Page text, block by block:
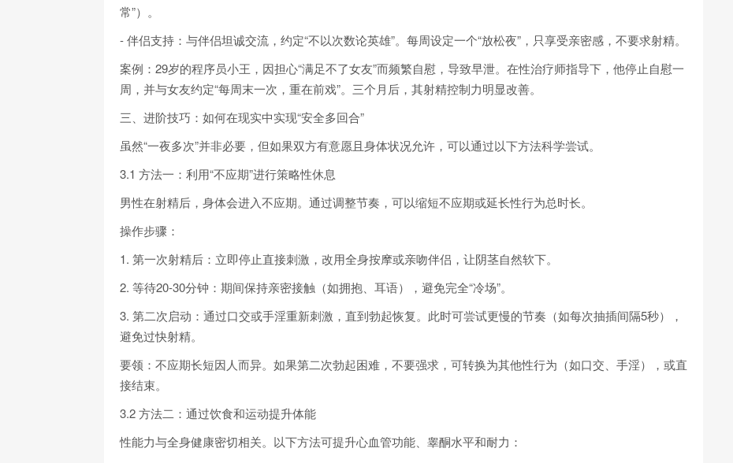
常”）。
- 伴侣支持：与伴侣坦诚交流，约定“不以次数论英雄”。每周设定一个“放松夜”，只享受亲密感，不要求射精。
案例：29岁的程序员小王，因担心“满足不了女友”而频繁自慰，导致早泄。在性治疗师指导下，他停止自慰一
周，并与女友约定“每周末一次，重在前戏”。三个月后，其射精控制力明显改善。
三、进阶技巧：如何在现实中实现“安全多回合”
虽然“一夜多次”并非必要，但如果双方有意愿且身体状况允许，可以通过以下方法科学尝试。
3.1 方法一：利用“不应期”进行策略性休息
男性在射精后，身体会进入不应期。通过调整节奏，可以缩短不应期或延长性行为总时长。
操作步骤：
1. 第一次射精后：立即停止直接刺激，改用全身按摩或亲吻伴侣，让阴茎自然软下。
2. 等待20-30分钟：期间保持亲密接触（如拥抱、耳语），避免完全“冷场”。
3. 第二次启动：通过口交或手淫重新刺激，直到勃起恢复。此时可尝试更慢的节奏（如每次抽插间隔5秒），
避免过快射精。
要领：不应期长短因人而异。如果第二次勃起困难，不要强求，可转换为其他性行为（如口交、手淫），或直
接结束。
3.2 方法二：通过饮食和运动提升体能
性能力与全身健康密切相关。以下方法可提升心血管功能、睾酮水平和耐力：